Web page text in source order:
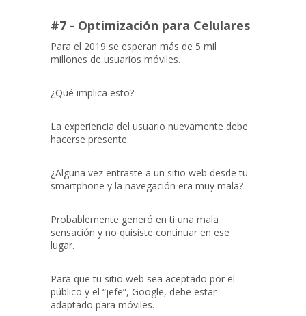
#7 - Optimización para Celulares
Para el 2019 se esperan más de 5 mil
millones de usuarios móviles.
¿Qué implica esto?
La experiencia del usuario nuevamente debe
hacerse presente.
¿Alguna vez entraste a un sitio web desde tu
smartphone y la navegación era muy mala?
Probablemente generó en ti una mala
sensación y no quisiste continuar en ese
lugar.
Para que tu sitio web sea aceptado por el
público y el “jefe”, Google, debe estar
adaptado para móviles.